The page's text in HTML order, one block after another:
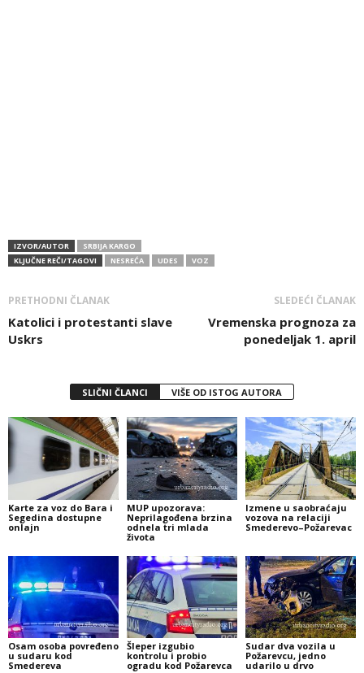
IZVOR/AUTOR
SRBIJA KARGO
KLJUČNE REČI/TAGOVI
NESREĆA UDES VOZ
PRETHODNI ČLANAK
Katolici i protestanti slave
Uskrs
SLEDEĆI ČLANAK
Vremenska prognoza za
ponedeljak 1. april
SLIČNI ČLANCI VIŠE OD ISTOG AUTORA
Karte za voz do Bara i
Segedina dostupne
onlajn
MUP upozorava:
Neprilagođena brzina
odnela tri mlada
života
Izmene u saobraćaju
vozova na relaciji
Smederevo–Požarevac
Osam osoba povređeno
u sudaru kod
Smedereva
Šleper izgubio
kontrolu i probio
ogradu kod Požarevca
Sudar dva vozila u
Požarevcu, jedno
udarilo u drvo